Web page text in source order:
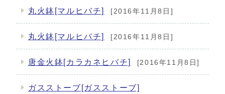
丸火鉢[マルヒバチ] [2016年11月8日]
丸火鉢[マルヒバチ] [2016年11月8日]
唐金火鉢[カラカネヒバチ] [2016年11月8日]
ガスストーブ[ガスストーブ]